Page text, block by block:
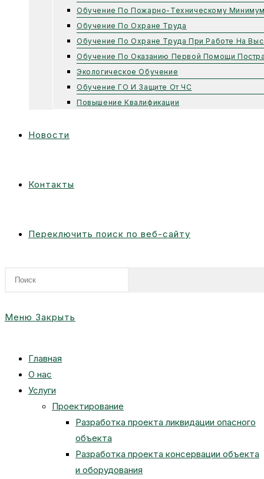
Обучение По Пожарно-Техническому
Обучение По Охране Труда
Обучение По Охране Труда При Работе На
Обучение По Оказанию Первой Помощи
Экологическое Обучение
Обучение ГО И Защите От ЧС
Повышение Квалификации
Новости
Контакты
Переключить поиск по веб-сайту
Меню Закрыть
Главная
О нас
Услуги
Проектирование
Разработка проекта ликвидации опасного
объекта
Разработка проекта консервации объекта
и оборудования